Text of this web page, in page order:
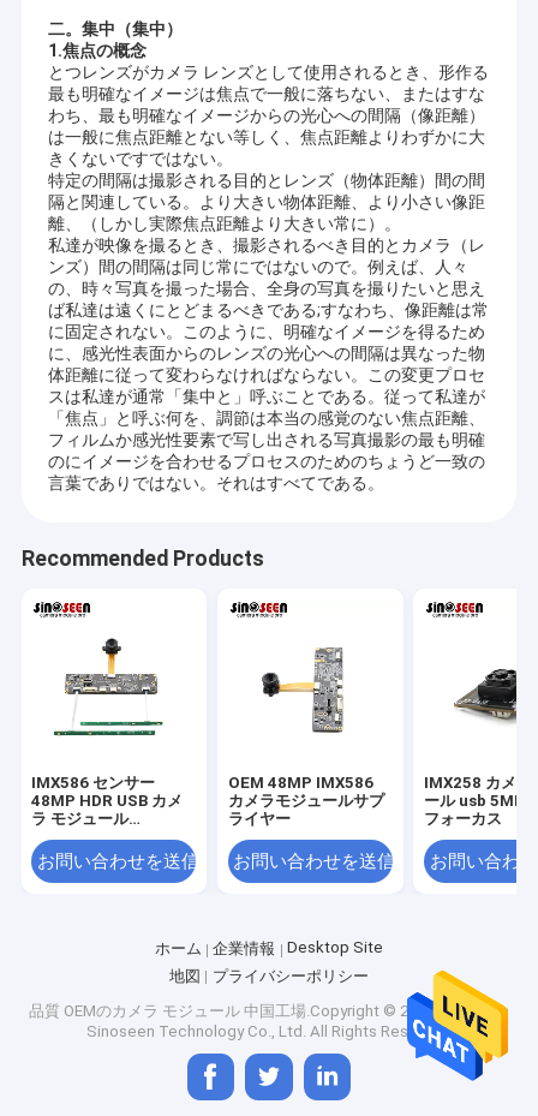
製品
二。集中（集中）
1.焦点の概念
とつレンズがカメラ レンズとして使用されるとき、形作る
最も明確なイメージは焦点で一般に落ちない、またはすな
わち、最も明確なイメージからの光心への間隔（像距離）
は一般に焦点距離とない等しく、焦点距離よりわずかに大
きくないですではない。
特定の間隔は撮影される目的とレンズ（物体距離）間の間
隔と関連している。より大きい物体距離、より小さい像距
離、（しかし実際焦点距離より大きい常に）。
私達が映像を撮るとき、撮影されるべき目的とカメラ（レ
ンズ）間の間隔は同じ常にではないので。例えば、人々
の、時々写真を撮った場合、全身の写真を撮りたいと思え
ば私達は遠くにとどまるべきである;すなわち、像距離は常
に固定されない。このように、明確なイメージを得るため
に、感光性表面からのレンズの光心への間隔は異なった物
体距離に従って変わらなければならない。この変更プロセ
スは私達が通常「集中と」呼ぶことである。従って私達が
「焦点」と呼ぶ何を、調節は本当の感覚のない焦点距離、
フィルムか感光性要素で写し出される写真撮影の最も明確
のにイメージを合わせるプロセスのためのちょうど一致の
言葉でありではない。それはすべてである。
Recommended Products
IMX586 センサー
48MP HDR USB カメ
ラ モジュール
8000*6000 FPC+PCB
デザイン
お問い合わせを送信
OEM 48MP IMX586
カメラモジュールサプ
ライヤー
お問い合わせを送信
IMX258 カメラ
ール usb 5MP
フォーカス
お問い合わ
シンセンSinoseenの技術Co.、株式会社は2009年3月に確立され
た。終わる十年のために、Sinoseenは設計および開発の製造業か
らのさまざまなOEM/ODMによってカスタマイズされるCMOSの
画像処理の解決を顧客に与えることに専用されていたアフターセ
ールスのワンストップservice.weに競争価格および最もよい質の
ホーム 企業情報
Desktop Site
地図
プライバシーポリシー
品質 OEMのカメラ モジュール 中国工場.Copyright © 2026 Shenzhen
Sinoseen Technology Co., Ltd. All Rights Reserved.